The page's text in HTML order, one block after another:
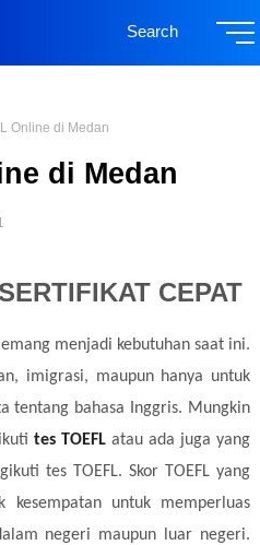
Search
Online di Medan
di Medan
CEPAT
menjadi kebutuhan saat ini.
imigrasi, maupun hanya untuk
tentang bahasa Inggris. Mungkin
tes TOEFL atau ada juga yang
tes TOEFL. Skor TOEFL yang
kesempatan untuk memperluas
negeri maupun luar negeri.